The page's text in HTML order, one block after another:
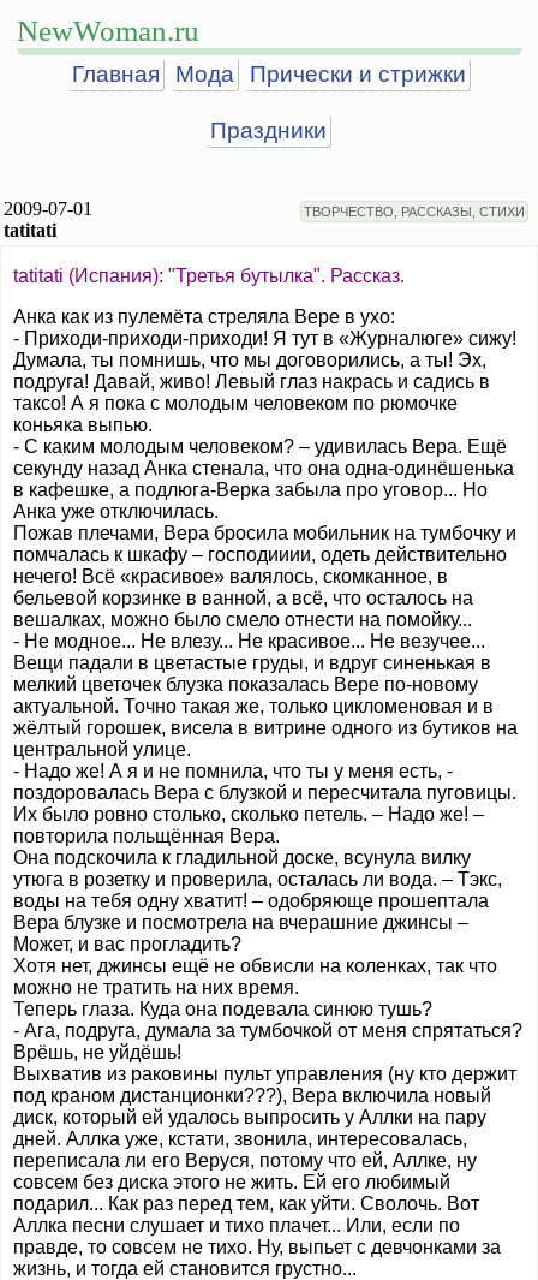
NewWoman.ru
Главная Мода Прически и стрижки
Праздники
2009-07-01
tatitati
ТВОРЧЕСТВО, РАССКАЗЫ, СТИХИ
tatitati (Испания): "Третья бутылка". Рассказ.
Анка как из пулемёта стреляла Вере в ухо:
- Приходи-приходи-приходи! Я тут в «Журналюге» сижу!
Думала, ты помнишь, что мы договорились, а ты! Эх,
подруга! Давай, живо! Левый глаз накрась и садись в
таксо! А я пока с молодым человеком по рюмочке
коньяка выпью.
- С каким молодым человеком? – удивилась Вера. Ещё
секунду назад Анка стенала, что она одна-одинёшенька
в кафешке, а подлюга-Верка забыла про уговор... Но
Анка уже отключилась.
Пожав плечами, Вера бросила мобильник на тумбочку и
помчалась к шкафу – господииии, одеть действительно
нечего! Всё «красивое» валялось, скомканное, в
бельевой корзинке в ванной, а всё, что осталось на
вешалках, можно было смело отнести на помойку...
- Не модное... Не влезу... Не красивое... Не везучее...
Вещи падали в цветастые груды, и вдруг синенькая в
мелкий цветочек блузка показалась Вере по-новому
актуальной. Точно такая же, только цикломеновая и в
жёлтый горошек, висела в витрине одного из бутиков на
центральной улице.
- Надо же! А я и не помнила, что ты у меня есть, -
поздоровалась Вера с блузкой и пересчитала пуговицы.
Их было ровно столько, сколько петель. – Надо же! –
повторила польщённая Вера.
Она подскочила к гладильной доске, всунула вилку
утюга в розетку и проверила, осталась ли вода. – Тэкс,
воды на тебя одну хватит! – одобряюще прошептала
Вера блузке и посмотрела на вчерашние джинсы –
Может, и вас прогладить?
Хотя нет, джинсы ещё не обвисли на коленках, так что
можно не тратить на них время.
Теперь глаза. Куда она подевала синюю тушь?
- Ага, подруга, думала за тумбочкой от меня спрятаться?
Врёшь, не уйдёшь!
Выхватив из раковины пульт управления (ну кто держит
под краном дистанционки???), Вера включила новый
диск, который ей удалось выпросить у Аллки на пару
дней. Аллка уже, кстати, звонила, интересовалась,
переписала ли его Веруся, потому что ей, Аллке, ну
совсем без диска этого не жить. Ей его любимый
подарил... Как раз перед тем, как уйти. Сволочь. Вот
Аллка песни слушает и тихо плачет... Или, если по
правде, то совсем не тихо. Ну, выпьет с девчонками за
жизнь, и тогда ей становится грустно...